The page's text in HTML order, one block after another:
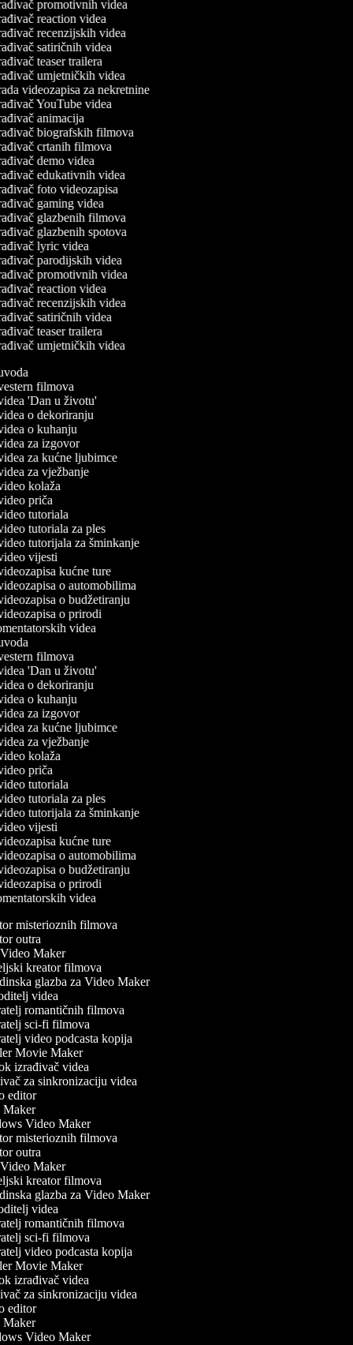
promotivnih videa
reaction videa
recenzijskih videa
satiričnih videa
teaser trailera
umjetničkih videa
videozapisa za nekretnine
YouTube videa
animacija
biografskih filmova
crtanih filmova
demo videa
edukativnih videa
foto videozapisa
gaming videa
glazbenih filmova
glazbenih spotova
lyric videa
parodijskih videa
promotivnih videa
reaction videa
recenzijskih videa
satiričnih videa
teaser trailera
umjetničkih videa
filmova
'Dan u životu'
o dekoriranju
o kuhanju
za izgovor
za kućne ljubimce
za vježbanje
kolaža
priča
tutoriala
tutoriala za ples
tutorijala za šminkanje
vijesti
kućne ture
o automobilima
o budžetiranju
o prirodi
videa
filmova
'Dan u životu'
o dekoriranju
o kuhanju
za izgovor
za kućne ljubimce
za vježbanje
kolaža
priča
tutoriala
tutoriala za ples
tutorijala za šminkanje
vijesti
kućne ture
o automobilima
o budžetiranju
o prirodi
videa
misterioznih filmova
outra
Maker
kreator filmova
glazba za Video Maker
videa
romantičnih filmova
sci-fi filmova
video podcasta kopija
Movie Maker
izrađivač videa
za sinkronizaciju videa
editor
Video Maker
misterioznih filmova
outra
Maker
kreator filmova
glazba za Video Maker
videa
romantičnih filmova
sci-fi filmova
video podcasta kopija
Movie Maker
izrađivač videa
za sinkronizaciju videa
editor
Video Maker